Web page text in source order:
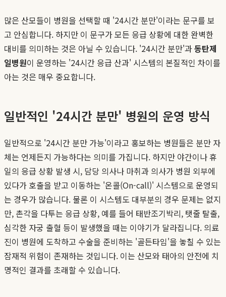
많은 산모들이 병원을 선택할 때 '24시간 분만'이라는 문구를 보
고 안심합니다. 하지만 이 문구가 모든 응급 상황에 대한 완벽한
대비를 의미하는 것은 아닐 수 있습니다. '24시간 분만'과동탄제
일병원이 운영하는 '24시간 응급 산과' 시스템의 본질적인 차이를
아는 것은 매우 중요합니다.
일반적인 '24시간 분만' 병원의 운영 방식
일반적으로 '24시간 분만 가능'이라고 홍보하는 병원들은 분만 자
체는 언제든지 가능하다는 의미를 가집니다. 하지만 야간이나 휴
일의 응급 상황 발생 시, 담당 의사나 마취과 의사가 병원 외부에
있다가 호출을 받고 이동하는 '온콜(On-call)' 시스템으로 운영되
는 경우가 많습니다. 물론 이 시스템도 대부분의 경우 문제는 없지
만, 촌각을 다투는 응급 상황, 예를 들어 태반조기박리, 탯줄 탈출,
심각한 자궁 출혈 등이 발생했을 때는 이야기가 달라집니다. 의료
진이 병원에 도착하고 수술을 준비하는 '골든타임'을 놓칠 수 있는
잠재적 위험이 존재하는 것입니다. 이는 산모와 태아의 안전에 치
명적인 결과를 초래할 수 있습니다.